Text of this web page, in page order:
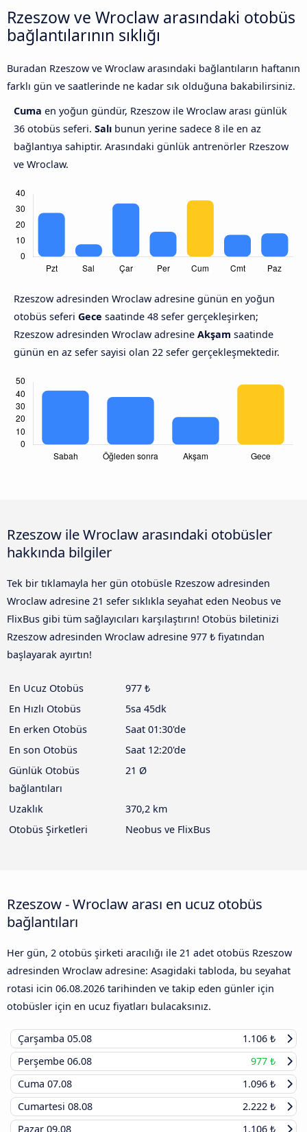
Rzeszow ve Wroclaw arasındaki otobüs
bağlantılarının sıklığı
Buradan Rzeszow ve Wroclaw arasındaki bağlantıların haftanın
farklı gün ve saatlerinde ne kadar sık olduğuna bakabilirsiniz.
Cuma en yoğun gündür, Rzeszow ile Wroclaw arası günlük
36 otobüs seferi. Salı bunun yerine sadece 8 ile en az
bağlantıya sahiptir. Arasındaki günlük antrenörler Rzeszow
ve Wroclaw.
Rzeszow adresinden Wroclaw adresine günün en yoğun
otobüs seferi Gece saatinde 48 sefer gerçekleşirken;
Rzeszow adresinden Wroclaw adresine Akşam saatinde
günün en az sefer sayisi olan 22 sefer gerçekleşmektedir.
Rzeszow ile Wroclaw arasındaki otobüsler
hakkında bilgiler
Tek bir tıklamayla her gün otobüsle Rzeszow adresinden
Wroclaw adresine 21 sefer sıklıkla seyahat eden Neobus ve
FlixBus gibi tüm sağlayıcıları karşılaştırın! Otobüs biletinizi
Rzeszow adresinden Wroclaw adresine 977 ₺ fiyatından
başlayarak ayırtın!
En Ucuz Otobüs
977 ₺
En Hızlı Otobüs
5sa 45dk
En erken Otobüs
Saat 01:30'de
En son Otobüs
Saat 12:20'de
Günlük Otobüs
bağlantıları
21 Ø
Uzaklık
370,2 km
Otobüs Şirketleri
Neobus ve FlixBus
Rzeszow - Wroclaw arası en ucuz otobüs
bağlantıları
Her gün, 2 otobüs şirketi aracılığı ile 21 adet otobüs Rzeszow
adresinden Wroclaw adresine: Asagidaki tabloda, bu seyahat
rotasi icin 06.08.2026 tarihinden ve takip eden günler için
otobüsler için en ucuz fiyatları bulacaksınız.
Çarşamba 05.08
1.106 ₺
Perşembe 06.08
977 ₺
Cuma 07.08
1.096 ₺
Cumartesi 08.08
2.222 ₺
Pazar 09.08 1.106 ₺